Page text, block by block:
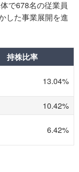
で678名の従業員
した事業展開を進
持株比率
13.04%
10.42%
6.42%